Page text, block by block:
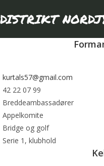
DISTRIKT
kurtals57@gmail.com
42 22 07 99
Breddeambassadører
Appelkomite
Bridge og golf
Serie 1, klubhold